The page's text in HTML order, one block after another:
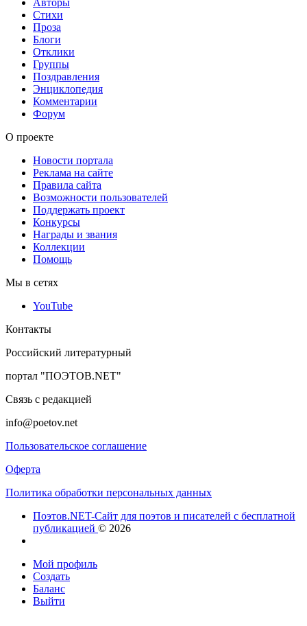
Авторы
Стихи
Проза
Блоги
Отклики
Группы
Поздравления
Энциклопедия
Комментарии
Форум
О проекте
Новости портала
Реклама на сайте
Правила сайта
Возможности пользователей
Поддержать проект
Конкурсы
Награды и звания
Коллекции
Помощь
Мы в сетях
YouTube
Контакты
Российский литературный
портал "ПОЭТОВ.NET"
Связь с редакцией
info@poetov.net
Пользовательское соглашение
Оферта
Политика обработки персональных данных
Поэтов.NET-Сайт для поэтов и писателей с бесплатной
публикацией © 2026
Мой профиль
Создать
Баланс
Выйти